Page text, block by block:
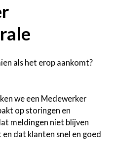
als het erop aankomt?
we een Medewerker
op storingen en
meldingen niet blijven
dat klanten snel en goed